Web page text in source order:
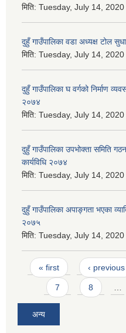
मिति: Tuesday, July 14,
दुहुँ गाउँपालिका वडा अध्यक्ष टोल
मिति: Tuesday, July 14,
दुहुँ गाउँपालिका घ वर्गको निर्माण
२०७४
मिति: Tuesday, July 14,
दुहुँ गाउँपालिका उपभोक्ता समिति
कार्यविधि २०७४
मिति: Tuesday, July 14,
दुहुँ गाउँपालिका अपाङ्गता भएका
२०७५
मिति: Tuesday, July 14,
Pages
« first ‹ previous
7 8
अन्य